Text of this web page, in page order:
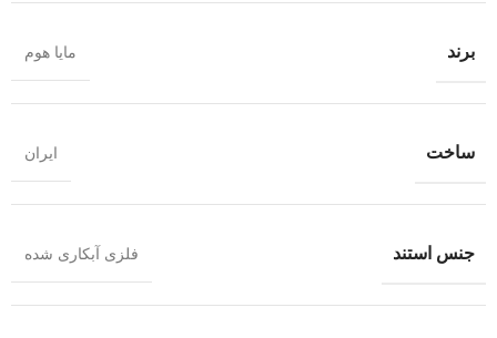
برند مایا هوم
ساخت ایران
جنس استند فلزی آبکاری شده